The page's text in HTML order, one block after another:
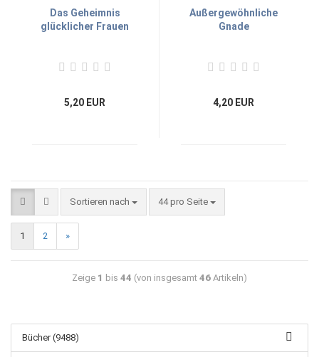
Das Geheimnis
glücklicher Frauen
5,20 EUR
Außergewöhnliche
Gnade
4,20 EUR
Sortieren nach 44 pro Seite
1 2 »
Zeige 1 bis 44 (von insgesamt 46 Artikeln)
Bücher (9488)